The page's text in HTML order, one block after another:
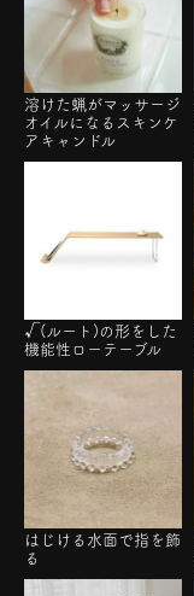
溶けた蝋がマッサージ
オイルになるスキンケ
アキャンドル
√(ルート)の形をした
機能性ローテーブル
はじける水面で指を飾
る